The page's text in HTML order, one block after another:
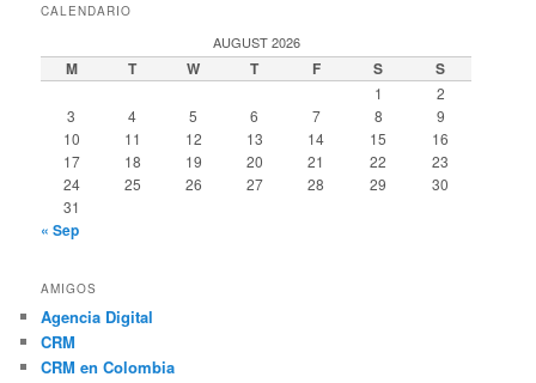
CALENDARIO
AUGUST 2026
M T W T F S S
1
2
3
4 5 6 7 8
9
10
11 12 13 14 15
16
17
18 19 20 21 22
23
24
25 26 27 28 29
30
31
« Sep
AMIGOS
Agencia Digital
CRM
CRM en Colombia